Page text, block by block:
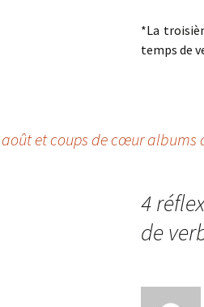
*La
temps de
août et coups de cœur albums
4
de